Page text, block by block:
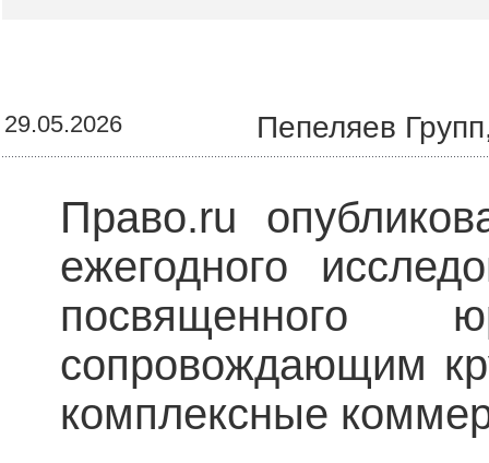
29.05.2026 Пепеляев
Право.ru
ежегодного
посвященного
сопровождающим
комплексные